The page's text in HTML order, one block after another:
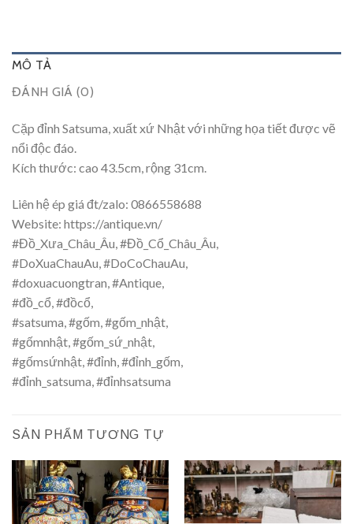
MÔ TẢ
ĐÁNH GIÁ (0)
Cặp đỉnh Satsuma, xuất xứ Nhật với những họa tiết được vẽ
nổi độc đáo.
Kích thước: cao 43.5cm, rộng 31cm.
Liên hệ ép giá đt/zalo: 0866558688
Website: https://antique.vn/
#Đồ_Xưa_Châu_Âu,#Đồ_Cổ_Châu_Âu,
#DoXuaChauAu,#DoCoChauAu,
#doxuacuongtran,#Antique,
#đồ_cổ,#đồcổ,
#satsuma,#gốm,#gốm_nhật,
#gốmnhật,#gốm_sứ_nhật,
#gốmsứnhật, #đỉnh, #đỉnh_gốm,
#đỉnh_satsuma, #đỉnhsatsuma
SẢN PHẨM TƯƠNG TỰ